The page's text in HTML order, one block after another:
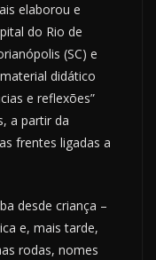
elaborou e
do Rio de
(SC) e
didático
e reflexões”
a partir da
frentes ligadas a
desde criança –
e, mais tarde,
rodas, nomes